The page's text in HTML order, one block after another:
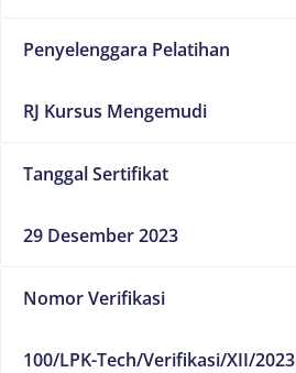
Penyelenggara Pelatihan
RJ Kursus Mengemudi
Tanggal Sertifikat
29 Desember 2023
Nomor Verifikasi
100/LPK-Tech/Verifikasi/XII/2023